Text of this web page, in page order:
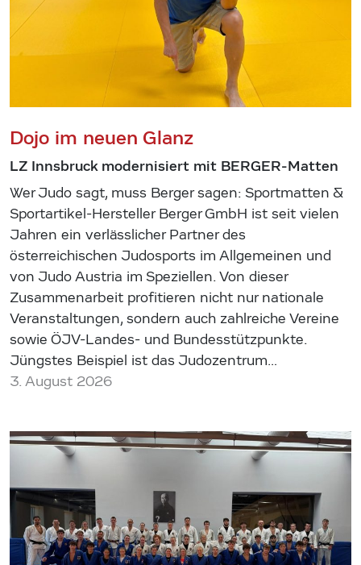
Dojo im neuen Glanz
LZ Innsbruck modernisiert mit BERGER-Matten
Wer Judo sagt, muss Berger sagen: Sportmatten &
Sportartikel-Hersteller Berger GmbH ist seit vielen
Jahren ein verlässlicher Partner des
österreichischen Judosports im Allgemeinen und
von Judo Austria im Speziellen. Von dieser
Zusammenarbeit profitieren nicht nur nationale
Veranstaltungen, sondern auch zahlreiche Vereine
sowie ÖJV-Landes- und Bundesstützpunkte.
Jüngstes Beispiel ist das Judozentrum…
3. August 2026